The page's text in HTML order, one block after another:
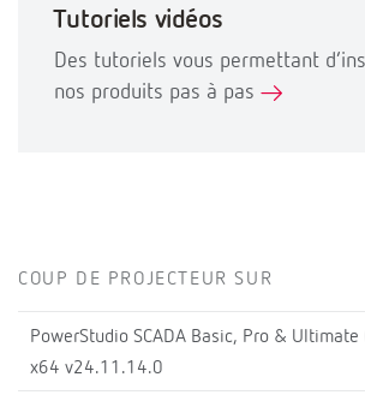
Tutoriels vidéos
Des tutoriels vous permettant
nos produits pas à pas
COUP DE PROJECTEUR SUR
PowerStudio SCADA Basic, Pro &
x64 v24.11.14.0